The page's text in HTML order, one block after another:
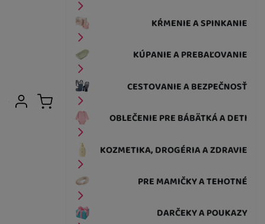
KŔMENIE A SPINKANIE
KÚPANIE A PREBAĽOVANIE
CESTOVANIE A BEZPEČNOSŤ
OBLEČENIE PRE BÁBÄTKÁ A DETI
KOZMETIKA, DROGÉRIA A ZDRAVIE
PRE MAMIČKY A TEHOTNÉ
DARČEKY A POUKAZY
Užívateľská sekcia
Prihlásiť sa
Košík